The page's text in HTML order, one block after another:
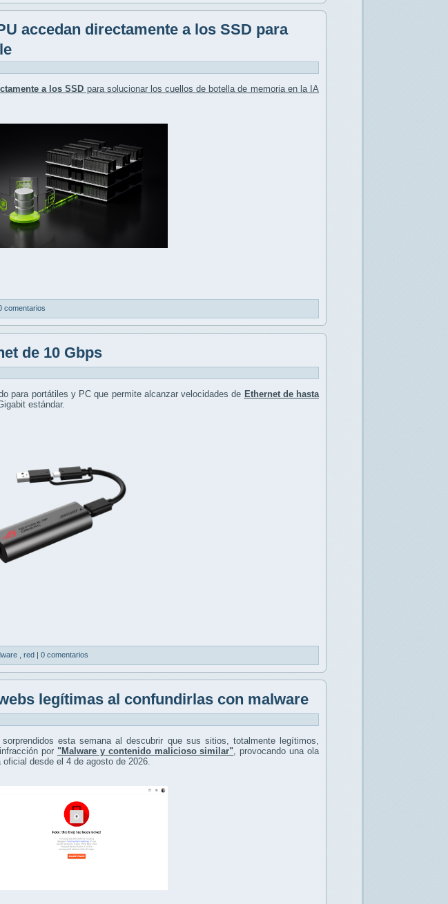
accedan directamente a los SSD para
a los SSD para solucionar loscuellos de botella de memoriaen la IA
comentarios
de 10 Gbps
para portátiles y PC que permite alcanzar velocidades de Ethernet de hasta
estándar.
red | 0 comentarios
legítimas al confundirlas con malware
esta semana al descubrir que sus sitios, totalmente legítimos,
por "Malware y contenido malicioso similar" , provocando una ola
desde el 4 de agosto de 2026.